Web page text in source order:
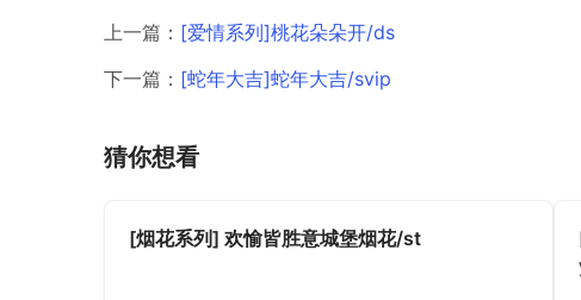
上一篇： [爱情系列]桃花朵朵开/ds
下一篇： [蛇年大吉]蛇年大吉/svip
猜你想看
[烟花系列] 欢愉皆胜意城堡烟花/st